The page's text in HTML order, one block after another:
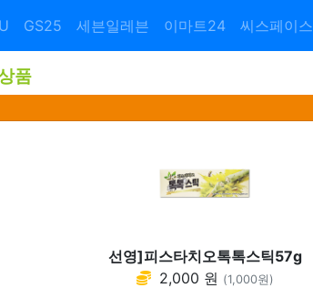
GS25 세븐일레븐 이마트24 씨스페이스
품
선영]피스타치오톡톡스틱57g
2,000 원 (1,000원)